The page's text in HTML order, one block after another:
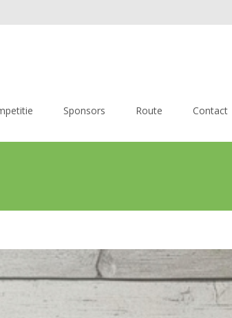
Sponsors Route Contact